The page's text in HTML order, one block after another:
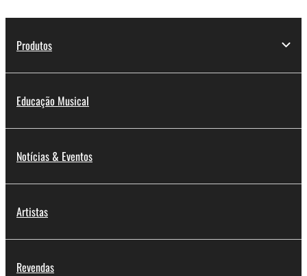
Produtos
Educação Musical
Notícias & Eventos
Artistas
Revendas